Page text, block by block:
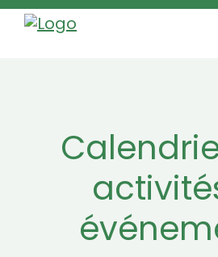
Skip to content
Calendrier des